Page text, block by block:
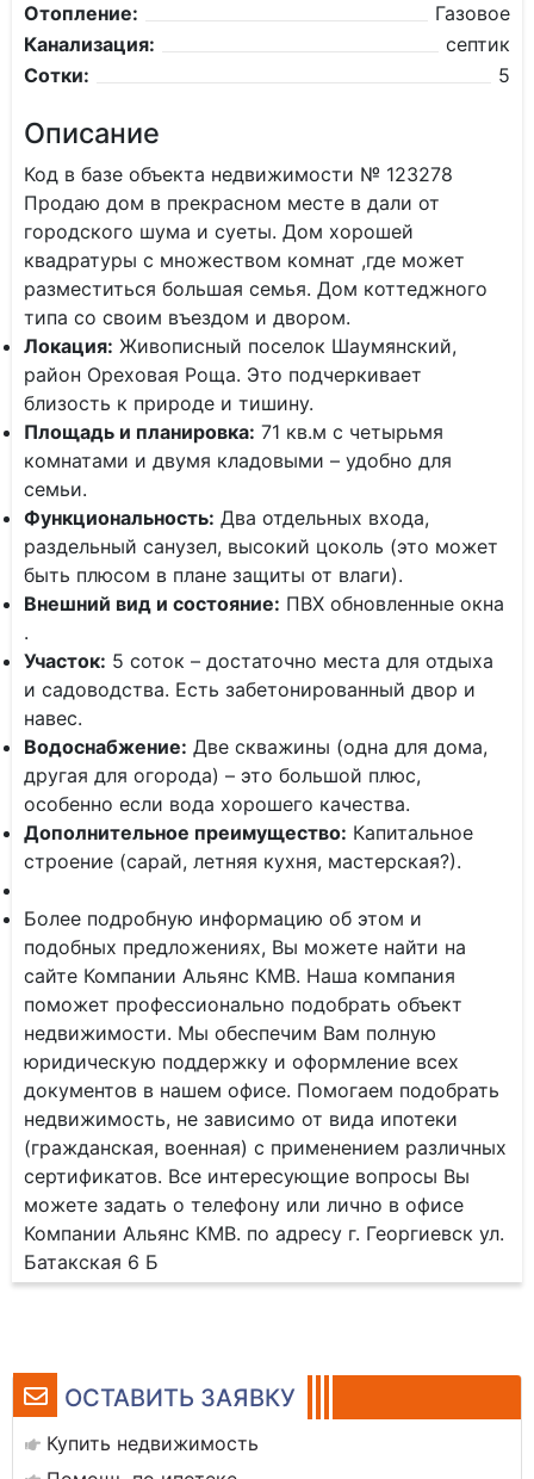
ОСТАВИТЬ ЗАЯВКУ
Купить недвижимость
Отопление:
Газовое
Канализация:
септик
Сотки:
5
Описание
Код в базе объекта недвижимости № 123278
Продаю дом в прекрасном месте в дали от
городского шума и суеты. Дом хорошей
квадратуры с множеством комнат ,где может
разместиться большая семья. Дом коттеджного
типа со своим въездом и двором.
Локация: Живописный поселок Шаумянский,
район Ореховая Роща. Это подчеркивает
близость к природе и тишину.
Площадь и планировка: 71 кв.м с четырьмя
комнатами и двумя кладовыми – удобно для
семьи.
Функциональность: Два отдельных входа,
раздельный санузел, высокий цоколь (это может
быть плюсом в плане защиты от влаги).
Внешний вид и состояние: ПВХ обновленные окна
.
Участок: 5 соток – достаточно места для отдыха
и садоводства. Есть забетонированный двор и
навес.
Водоснабжение: Две скважины (одна для дома,
другая для огорода) – это большой плюс,
особенно если вода хорошего качества.
Дополнительное преимущество: Капитальное
строение (сарай, летняя кухня, мастерская?).
Более подробную информацию об этом и
подобных предложениях, Вы можете найти на
сайте Компании Альянс КМВ. Наша компания
поможет профессионально подобрать объект
недвижимости. Мы обеспечим Вам полную
юридическую поддержку и оформление всех
документов в нашем офисе. Помогаем подобрать
недвижимость, не зависимо от вида ипотеки
(гражданская, военная) с применением различных
сертификатов. Все интересующие вопросы Вы
можете задать о телефону или лично в офисе
Компании Альянс КМВ. по адресу г. Георгиевск ул.
Батакская 6 Б